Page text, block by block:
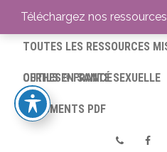
ACCUEIL
TOUTES LES RESSOURCES
CERHES® FRANCE
OUTILS EN SANTÉ SEXUELLE
DOCUMENTS PDF
Téléchargez nos